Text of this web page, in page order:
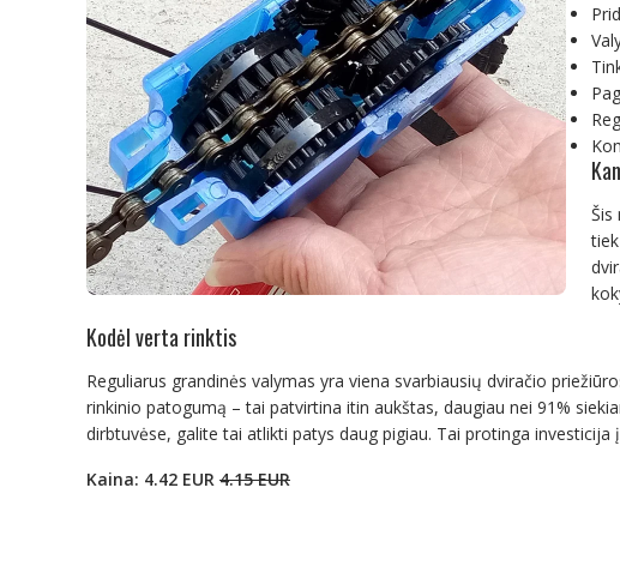
Šis
Kodėl verta rinktis
Reguliarus grandinės valymas yra viena svarbiausių dviračio
rinkinio patogumą – tai patvirtina itin aukštas, daugiau nei 91%
dirbtuvėse, galite tai atlikti patys daug pigiau. Tai protinga
Kaina: 4.42 EUR 4.15 EUR